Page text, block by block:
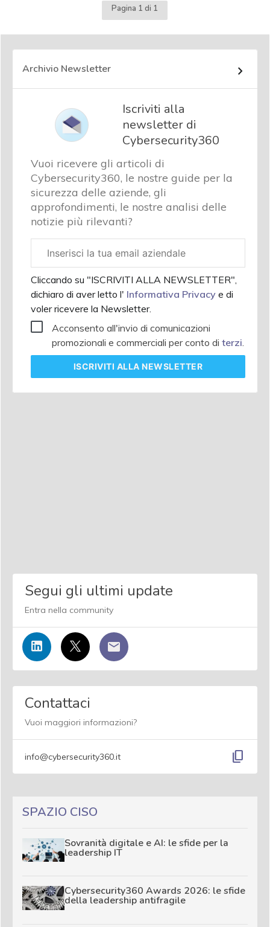
Pagina 1 di 1
Archivio Newsletter
Iscriviti alla
newsletter di
Cybersecurity360
Vuoi ricevere gli articoli di
Cybersecurity360, le nostre guide per la
sicurezza delle aziende, gli
approfondimenti, le nostre analisi delle
notizie più rilevanti?
aziendale
Cliccando su "ISCRIVITI ALLA NEWSLETTER",
dichiaro di aver letto l' Informativa Privacy e di
voler ricevere la Newsletter.
Acconsento all'invio di comunicazioni
promozionali e commerciali per conto di terzi
ISCRIVITI ALLA NEWSLETTER
Segui gli ultimi update
Entra nella community
Contattaci
Vuoi maggiori informazioni?
info@cybersecurity360.it content_copy
SPAZIO CISO
Sovranità digitale e AI: le sfide per la
leadership IT
Cybersecurity360 Awards 2026: le sfide
della leadership antifragile